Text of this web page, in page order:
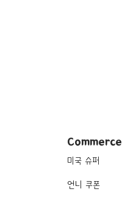
Commerce
미국 슈퍼
언니 쿠폰